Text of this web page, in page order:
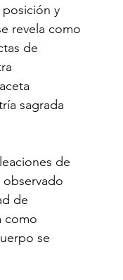
y
revela como
de
sagrada
de
de
como
se